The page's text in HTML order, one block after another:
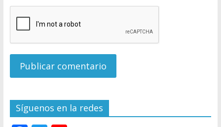
Síguenos en la redes